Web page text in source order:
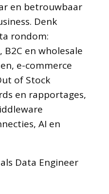
en betrouwbaar
Denk
rondom:
en wholesale
e-commerce
of Stock
en rapportages,
AI en
Data Engineer